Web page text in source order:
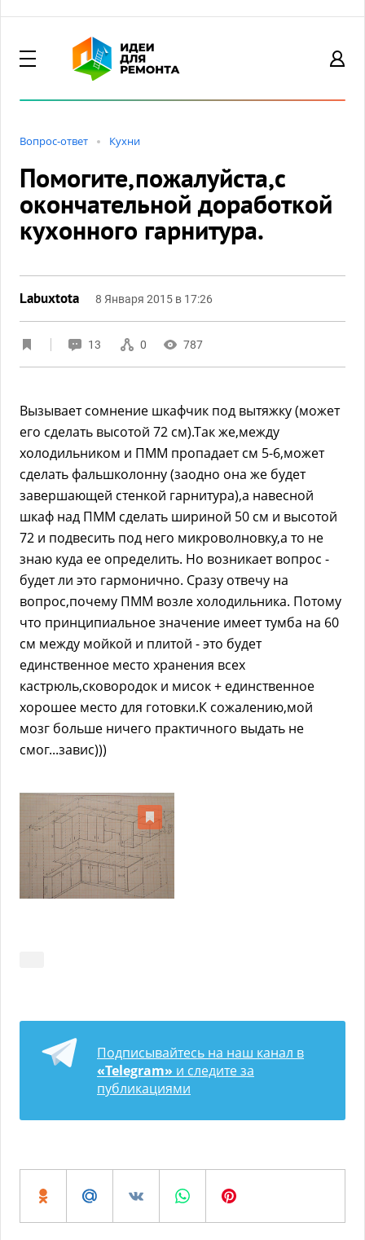
Вопрос-ответ Кухни
Помогите,пожалуйста,с
окончательной доработкой
кухонного гарнитура.
Labuxtota 8 Января 2015 в 17:26
13 0 787
Вызывает сомнение шкафчик под вытяжку (может
его сделать высотой 72 см).Так же,между
холодильником и ПММ пропадает см 5-6,может
сделать фальшколонну (заодно она же будет
завершающей стенкой гарнитура),а навесной
шкаф над ПММ сделать шириной 50 см и высотой
72 и подвесить под него микроволновку,а то не
знаю куда ее определить. Но возникает вопрос -
будет ли это гармонично. Сразу отвечу на
вопрос,почему ПММ возле холодильника. Потому
что принципиальное значение имеет тумба на 60
см между мойкой и плитой - это будет
единственное место хранения всех
кастрюль,сковородок и мисок + единственное
хорошее место для готовки.К сожалению,мой
мозг больше ничего практичного выдать не
смог...завис)))
Подписывайтесь на наш канал в
«Telegram» и следите за
публикациями